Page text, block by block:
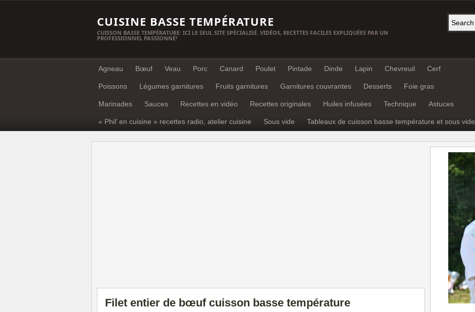
CUISINE BASSE TEMPÉRATURE
CUISSON BASSE TEMPÉRATURE: ICI LE SEUL SITE SPÉCIALISÉ. VIDÉOS, RECETTES FACILES EXPLIQUÉES PAR UN
PROFESSIONNEL PASSIONNÉ!
Agneau Bœuf Veau Porc Canard Poulet Pintade Dinde Lapin Chevreuil Cerf
Poissons Légumes garnitures Fruits garnitures Garnitures couvrantes Desserts Foie gras
Marinades Sauces Recettes en vidéo Recettes originales Huiles infusées Technique Astuces
« Phil’ en cuisine » recettes radio, atelier cuisine Sous vide Tableaux de cuisson basse température et sous vide
Filet entier de bœuf cuisson basse température